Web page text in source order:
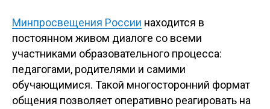
Минпросвещения России находится в
постоянном живом диалоге со всеми
участниками образовательного процесса:
педагогами, родителями и самими
обучающимися. Такой многосторонний формат
общения позволяет оперативно реагировать на